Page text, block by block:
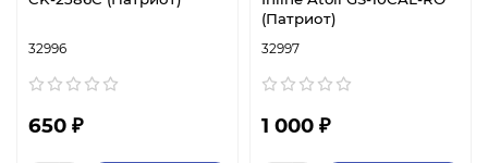
32996
650 ₽
(Патриот)
32997
1 000 ₽